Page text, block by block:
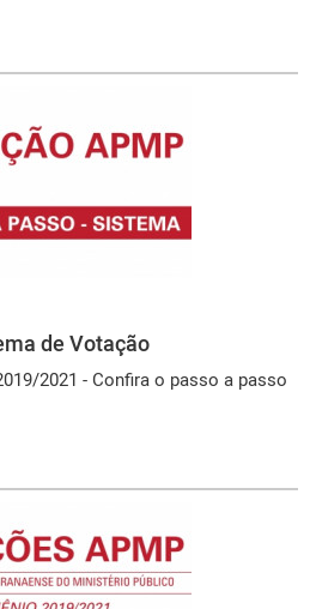
de Votação
2021 - Confira o passo a passo